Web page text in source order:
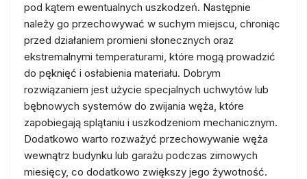
pod kątem ewentualnych uszkodzeń. Następnie
należy go przechowywać w suchym miejscu, chroniąc
przed działaniem promieni słonecznych oraz
ekstremalnymi temperaturami, które mogą prowadzić
do pęknięć i osłabienia materiału. Dobrym
rozwiązaniem jest użycie specjalnych uchwytów lub
bębnowych systemów do zwijania węża, które
zapobiegają splątaniu i uszkodzeniom mechanicznym.
Dodatkowo warto rozważyć przechowywanie węża
wewnątrz budynku lub garażu podczas zimowych
miesięcy, co dodatkowo zwiększy jego żywotność.